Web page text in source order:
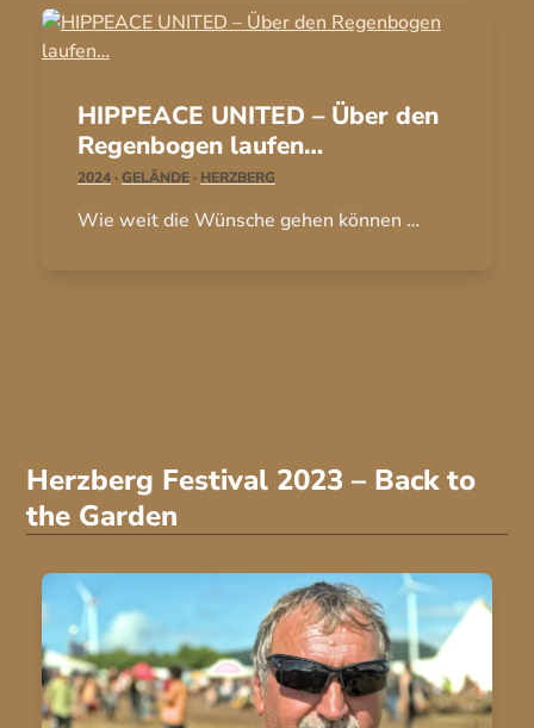
HIPPEACE UNITED – Über den
Regenbogen laufen…
2024·GELÄNDE· HERZBERG
Wie weit die Wünsche gehen können …
Herzberg Festival 2023 – Back to
the Garden